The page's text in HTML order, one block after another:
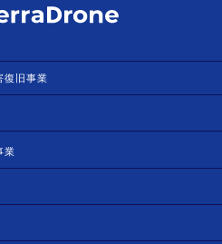
復旧事業
業